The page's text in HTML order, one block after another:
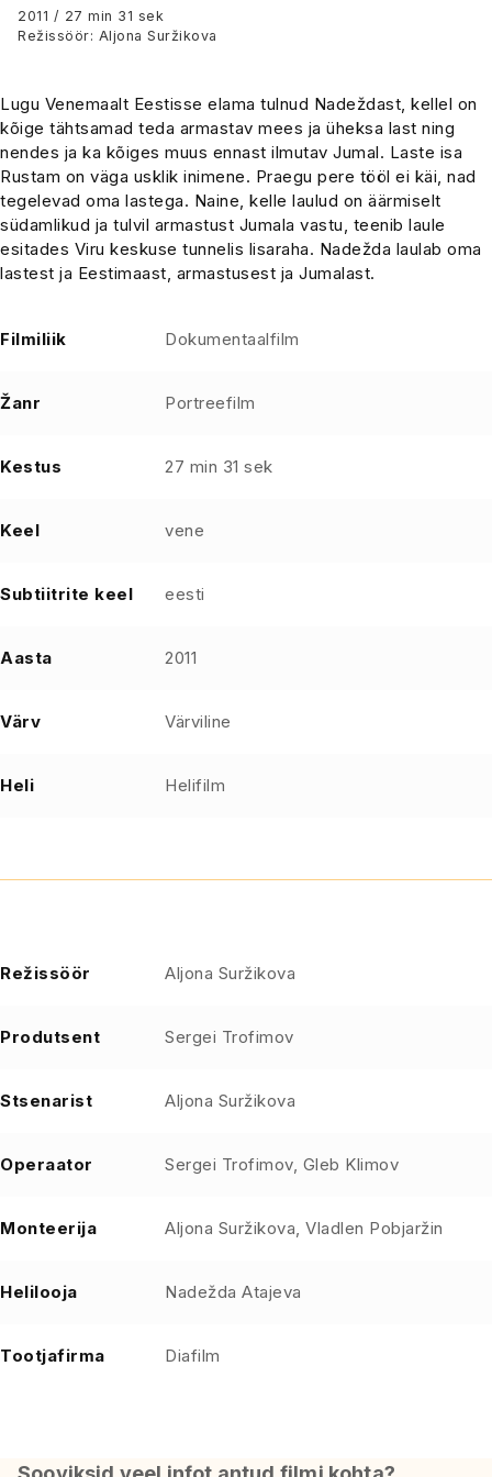
2011 / 27 min 31 sek
Režissöör: Aljona Suržikova
Lugu Venemaalt Eestisse elama tulnud Nadeždast, kellel on
kõige tähtsamad teda armastav mees ja üheksa last ning
nendes ja ka kõiges muus ennast ilmutav Jumal. Laste isa
Rustam on väga usklik inimene. Praegu pere tööl ei käi, nad
tegelevad oma lastega. Naine, kelle laulud on äärmiselt
südamlikud ja tulvil armastust Jumala vastu, teenib laule
esitades Viru keskuse tunnelis lisaraha. Nadežda laulab oma
lastest ja Eestimaast, armastusest ja Jumalast.
Filmiliik Dokumentaalfilm
Žanr Portreefilm
Kestus 27 min 31 sek
Keel vene
Subtiitrite keel eesti
Aasta 2011
Värv Värviline
Heli Helifilm
Režissöör Aljona Suržikova
Produtsent Sergei Trofimov
Stsenarist Aljona Suržikova
Operaator Sergei Trofimov, Gleb Klimov
Monteerija Aljona Suržikova, Vladlen Pobjaržin
Helilooja Nadežda Atajeva
Tootjafirma Diafilm